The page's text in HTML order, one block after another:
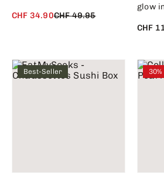
CHF 34.90CHF 49.95
glow
CHF
Best-Seller 30%